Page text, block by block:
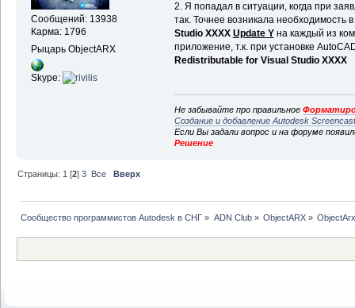
Сообщений: 13938
Карма: 1796
Рыцарь ObjectARX
Skype:
2. Я попадал в ситуации, когда при
так. Точнее возникала необходимость
Studio XXXX Update Yна каждый из
приложение, т.к. при установке
Redistributable for Visual Studio XXXX
Не забывайте про правильное
Создание и добавление Autodesk
Если Вы задали вопрос и на форуме
Решение
Страницы: 1 [2]3 Все Вверх
Сообщество программистов Autodesk в СНГ » ADN Club» ObjectARX»